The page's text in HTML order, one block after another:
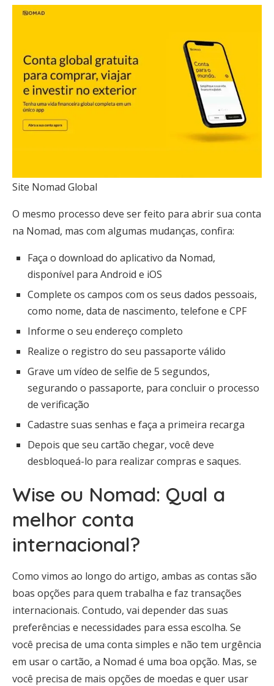
Site Nomad Global
O mesmo processo deve ser feito para abrir sua conta
na Nomad, mas com algumas mudanças, confira:
Faça o download do aplicativo da Nomad,
disponível para Android e iOS
Complete os campos com os seus dados pessoais,
como nome, data de nascimento, telefone e CPF
Informe o seu endereço completo
Realize o registro do seu passaporte válido
Grave um vídeo de selfie de 5 segundos,
segurando o passaporte, para concluir o processo
de verificação
Cadastre suas senhas e faça a primeira recarga
Depois que seu cartão chegar, você deve
desbloqueá-lo para realizar compras e saques.
Wise ou Nomad: Qual a
melhor conta
internacional?
Como vimos ao longo do artigo, ambas as contas são
boas opções para quem trabalha e faz transações
internacionais. Contudo, vai depender das suas
preferências e necessidades para essa escolha. Se
você precisa de uma conta simples e não tem urgência
em usar o cartão, a Nomad é uma boa opção. Mas, se
você precisa de mais opções de moedas e quer usar